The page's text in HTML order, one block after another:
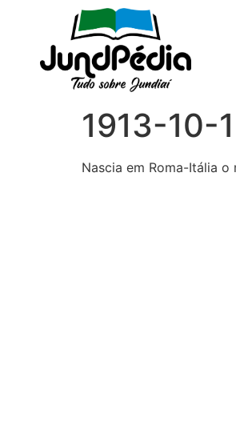
1913-10-
Nascia em Roma-Itália